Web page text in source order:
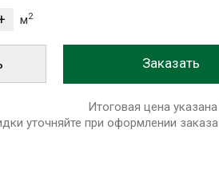
м2
Итоговая цена
уточняйте при оформлении